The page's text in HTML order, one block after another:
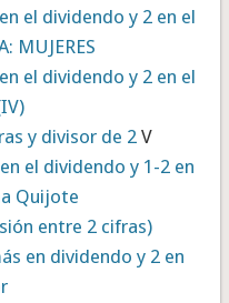
el dividendo y 2 en el
MUJERES
el dividendo y 2 en el
y divisor de 2V
el dividendo y 1-2 en
Quijote
entre 2 cifras)
en dividendo y 2 en